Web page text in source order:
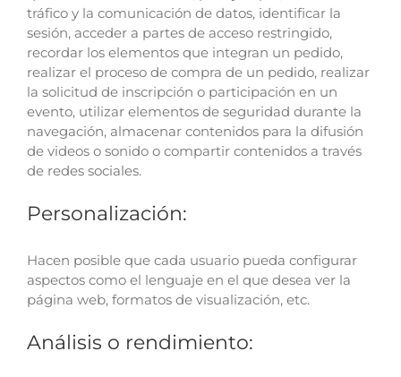
tráfico y la comunicación de datos, identificar la
sesión, acceder a partes de acceso restringido,
recordar los elementos que integran un pedido,
realizar el proceso de compra de un pedido, realizar
la solicitud de inscripción o participación en un
evento, utilizar elementos de seguridad durante la
navegación, almacenar contenidos para la difusión
de videos o sonido o compartir contenidos a través
de redes sociales.
Personalización:
Hacen posible que cada usuario pueda configurar
aspectos como el lenguaje en el que desea ver la
página web, formatos de visualización, etc.
Análisis o rendimiento: